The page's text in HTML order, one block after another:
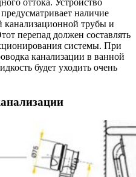
оттока. Устройство
наличие
канализационной трубы и
перепад должен составлять
системы. При
канализации в ванной
будет уходить очень